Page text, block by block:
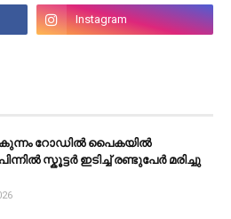
റോഡിൽ പൈകയിൽ
സ്കൂട്ടർ ഇടിച്ച് രണ്ടുപേർ മരിച്ചു